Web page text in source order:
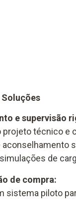
e supervisão
projeto técnico e
de
de compra:
sistema piloto